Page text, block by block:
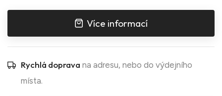
Více informací
Rychlá doprava na adresu, nebo do výdejního
místa.